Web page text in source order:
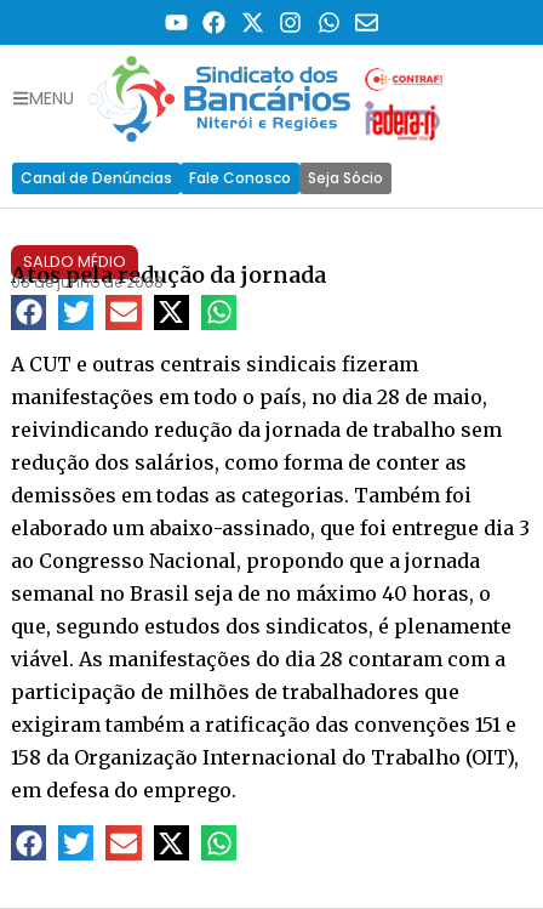
MENU
Canal de Denúncias Fale Conosco Seja Sócio
SALDO MÉDIO
Atos pela redução da jornada
08 de junho de 2008
A CUT e outras centrais sindicais fizeram
manifestações em todo o país, no dia 28 de maio,
reivindicando redução da jornada de trabalho sem
redução dos salários, como forma de conter as
demissões em todas as categorias. Também foi
elaborado um abaixo-assinado, que foi entregue dia 3
ao Congresso Nacional, propondo que a jornada
semanal no Brasil seja de no máximo 40 horas, o
que, segundo estudos dos sindicatos, é plenamente
viável. As manifestações do dia 28 contaram com a
participação de milhões de trabalhadores que
exigiram também a ratificação das convenções 151 e
158 da Organização Internacional do Trabalho (OIT),
em defesa do emprego.